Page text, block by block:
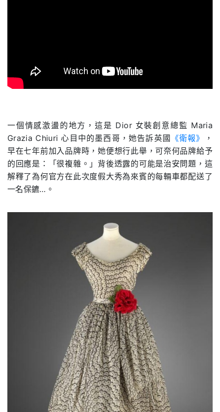
一個情感激盪的地方，這是 Dior 女裝創意總監 Maria
Grazia Chiuri 心目中的墨西哥，她告訴英國 《衛報》
，
早在七年前加入品牌時，她便想行此舉，可奈何品牌給予
的回應是：「很複雜。」背後透露的可能是治安問題，這
解釋了為何官方在此次度假大秀為來賓的每輛車都配送了
一名保鑣…。